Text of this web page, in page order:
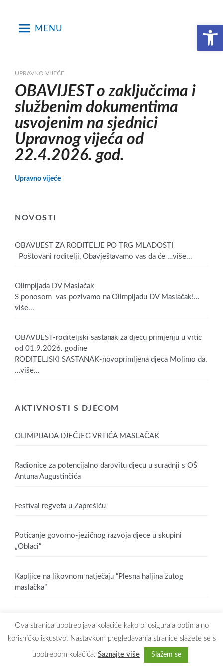
Open toolbar
MENU
UPRAVNO VIJEĆE
OBAVIJEST o zaključcima i
službenim dokumentima
usvojenim na sjednici
Upravnog vijeća od
22.4.2026. god.
Upravno vijeće
NOVOSTI
OBAVIJEST ZA RODITELJE PO TRG MLADOSTI
Poštovani roditelji, Obavještavamo vas da će …više...
Olimpijada DV Maslačak
S ponosom vas pozivamo na Olimpijadu DV Maslačak!…
više...
OBAVIJEST-roditeljski sastanak za djecu primjenju u vrtić
od 01.9.2026. godine
RODITELJSKI SASTANAK-novoprimljena djeca Molimo da,
…više...
AKTIVNOSTI S DJECOM
OLIMPIJADA DJEČJEG VRTIĆA MASLAČAK
Radionice za potencijalno darovitu djecu u suradnji s OŠ
Antuna Augustinčića
Festival regveta u Zaprešiću
Poticanje govorno-jezičnog razvoja djece u skupini
„Oblaci“
Kapljice na likovnom natječaju “Plesna haljina žutog
maslačka”
Copyright © 2026 Dječji vrtić Maslačak Zaprešić. All rights reserved.
Ova stranica upotrebljava kolačiće kako bi osigurala optimalno
korisničko iskustvo. Nastavkom pregledavanja stranice slažete se s
upotrebom kolačića. Saznajte više Slažem se